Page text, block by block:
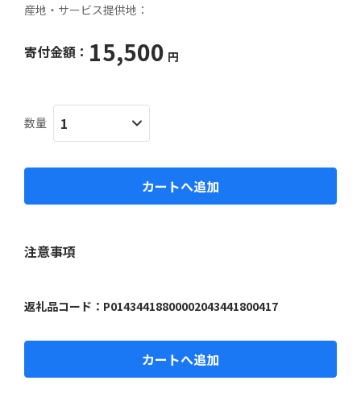
産地・サービス提供地：
寄付金額： 15,500 円
数量
カートへ追加
注意事項
返礼品コード： P01434418800002043441800417
カートへ追加